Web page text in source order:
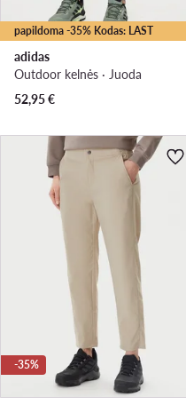
papildoma -35% Kodas: LAST
adidas
Outdoor kelnės · Juoda
52,95€
-35%